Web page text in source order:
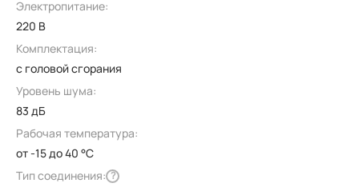
Электропитание:
220 В
Комплектация:
с головой сгорания
Уровень шума:
83 дБ
Рабочая температура:
от -15 до 40 °C
Тип соединения: ?